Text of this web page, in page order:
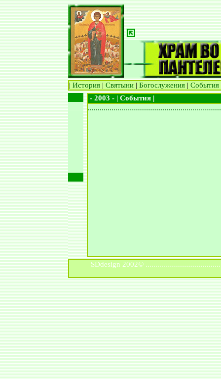
| История | Святыни | Богослужения | События
- 2003 - | События |
SDdesign 2002©